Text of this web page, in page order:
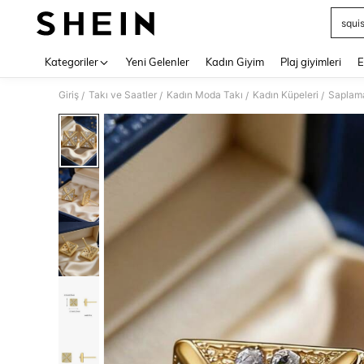
Kategoriler Yeni Gelenler Kadın Giyim Plaj giyimleri
Giriş / Takı ve Saatler / Kadın Moda Takı / Kadın Küpeleri /